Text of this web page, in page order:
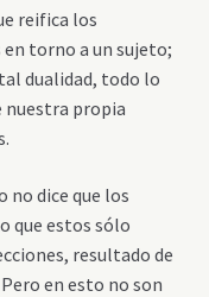
reifica los
torno a un sujeto;
dualidad, todo lo
nuestra propia
no dice que los
que estos sólo
resultado de
en esto no son